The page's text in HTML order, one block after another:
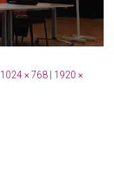
1024 × 768 | 1920 ×